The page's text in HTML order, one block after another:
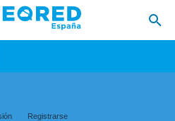
Registrarse